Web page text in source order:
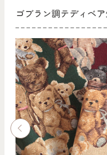
ゴブラン調テディベ